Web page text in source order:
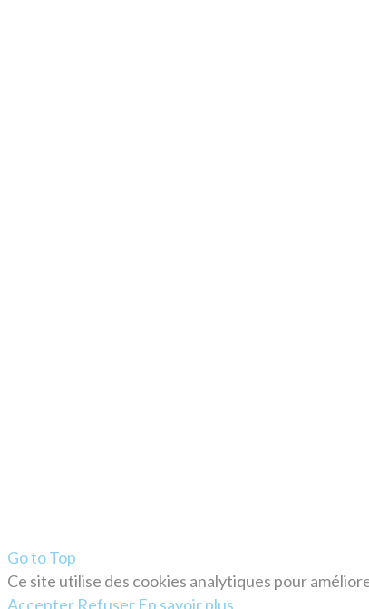
Go to Top
Ce site utilise des cookies analytiques pour
Accepter Refuser En savoir plus